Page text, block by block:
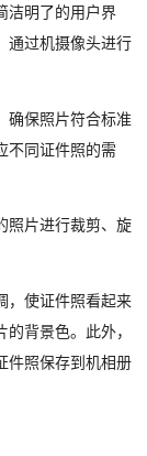
洁明了的用户界
通过机摄像头进行
确保照片符合标准
不同证件照的需
照片进行裁剪、旋
，使证件照看起来
背景色。此外，
件照保存到机相册